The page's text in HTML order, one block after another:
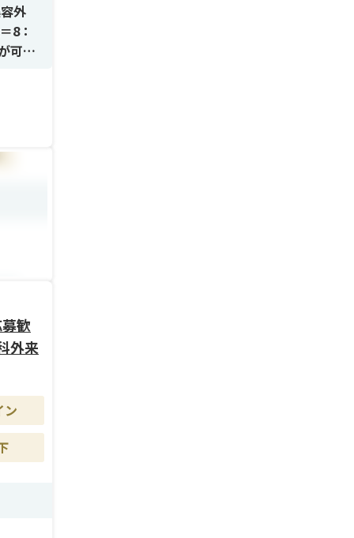
外
8：
可能
務
積
も
歓
外来
ン